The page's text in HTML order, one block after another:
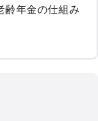
齢年金の仕組み